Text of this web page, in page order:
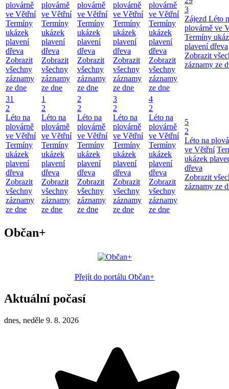
plovárně
ve Větřní
Termíny
ukázek
plavení
dřeva
Zobrazit
všechny
záznamy
ze dne
plovárně
ve Větřní
Termíny
ukázek
plavení
dřeva
Zobrazit
všechny
záznamy
ze dne
plovárně
ve Větřní
Termíny
ukázek
plavení
dřeva
Zobrazit
všechny
záznamy
ze dne
plovárně
ve Větřní
Termíny
ukázek
plavení
dřeva
Zobrazit
všechny
záznamy
ze dne
plovárně
ve Větřní
Termíny
ukázek
plavení
dřeva
Zobrazit
všechny
záznamy
ze dne
3
Zájezd Léto
plovárně ve
Termíny
plavení dřeva
Zobrazit
záznamy ze
31
2
Léto na
plovárně
ve Větřní
Termíny
ukázek
plavení
dřeva
Zobrazit
všechny
záznamy
ze dne
1
2
Léto na
plovárně
ve Větřní
Termíny
ukázek
plavení
dřeva
Zobrazit
všechny
záznamy
ze dne
2
2
Léto na
plovárně
ve Větřní
Termíny
ukázek
plavení
dřeva
Zobrazit
všechny
záznamy
ze dne
3
2
Léto na
plovárně
ve Větřní
Termíny
ukázek
plavení
dřeva
Zobrazit
všechny
záznamy
ze dne
4
2
Léto na
plovárně
ve Větřní
Termíny
ukázek
plavení
dřeva
Zobrazit
všechny
záznamy
ze dne
5
2
Léto na
ve Větřní
ukázek
dřeva
Zobrazit
záznamy ze
Občan+
Přejít do portálu Občan+
Aktuální počasí
dnes, neděle 9. 8. 2026